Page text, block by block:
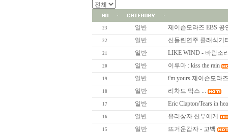
23 일반 제이슨모라즈 EBS 공
22 일반 신들린연주 클래식기
21 일반 LIKE WIND - 바람소
20 일반 이루마 : kiss the rain
19 일반 i'm yours 제이슨모라
18 일반 리차드 막스 ...
17 일반 Eric Clapton/Tears in
16 일반 유리상자 신부에게
15 일반 뜨거운감자 - 고백